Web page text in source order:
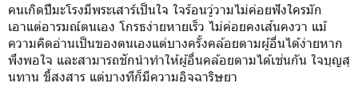
คนเกิดปีมะโรงมีพระเสาร์เป็นใจ ใจร้อนวู่วามไม่ค่อยฟังใครมัก
เอาแต่อารมณ์ตนเอง โกรธง่ายหายเร็ว ไม่ค่อยคงเส้นคงวา แม้
ความคิดอ่านเป็นของตนเองแต่บางครั้งคล้อยตามผู้อื่นได้ง่ายหาก
พึงพอใจ และสามารถชักนำทำให้ผู้อื่นคล้อยตามได้เช่นกัน ใจบุญสุ
นทาน ขี้สงสาร แต่บางทีก็มีความอิจฉาริษยา